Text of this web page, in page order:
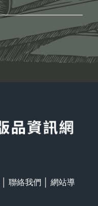
聯絡我們
網站導